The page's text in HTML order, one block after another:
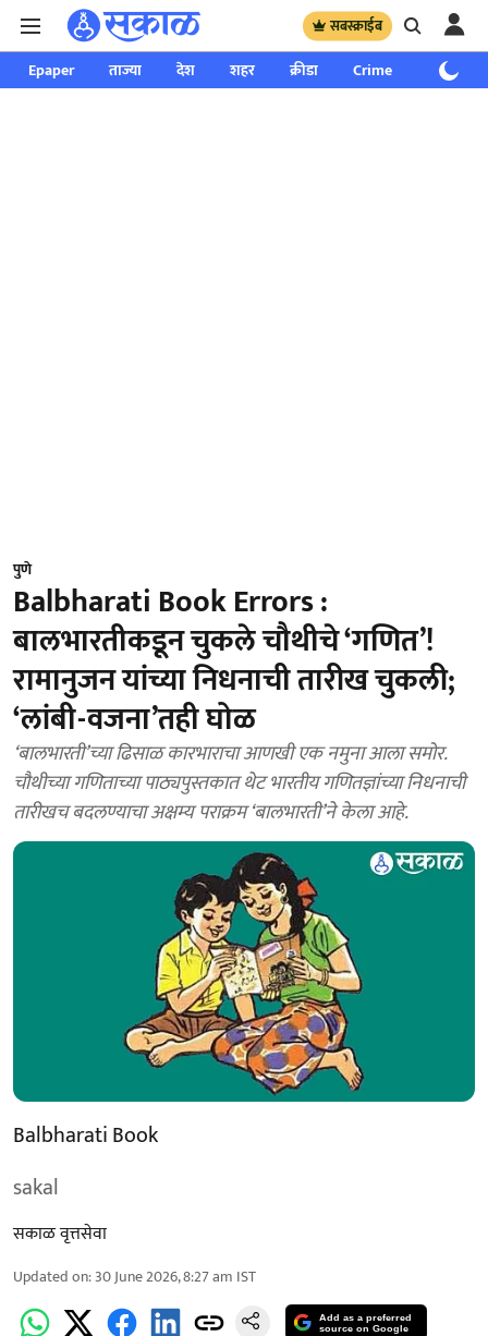
सबस्क्राईब
Epaper ताज्या देश शहर क्रीडा Crime साप्ताहिक
पुणे
Balbharati Book Errors :
बालभारतीकडून चुकले चौथीचे ‘गणित’!
रामानुजन यांच्या निधनाची तारीख चुकली;
‘लांबी-वजना’तही घोळ
‘बालभारती’च्या ढिसाळ कारभाराचा आणखी एक नमुना आला समोर.
चौथीच्या गणिताच्या पाठ्यपुस्तकात थेट भारतीय गणितज्ञांच्या निधनाची
तारीखच बदलण्याचा अक्षम्य पराक्रम ‘बालभारती’ने केला आहे.
Balbharati Book
sakal
सकाळ वृत्तसेवा
Updated on:30 June 2026, 8:27 am IST
Add as a preferred
source on Google